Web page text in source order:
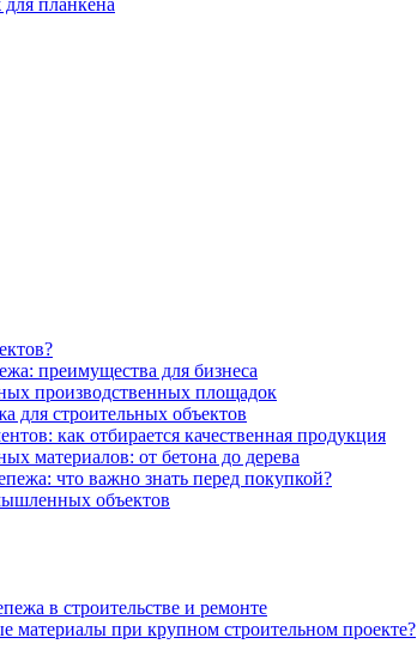
планкена
преимущества для бизнеса
производственных площадок
для строительных объектов
как отбирается качественная продукция
материалов: от бетона до дерева
что важно знать перед покупкой?
объектов
в строительстве и ремонте
материалы при крупном строительном проекте?